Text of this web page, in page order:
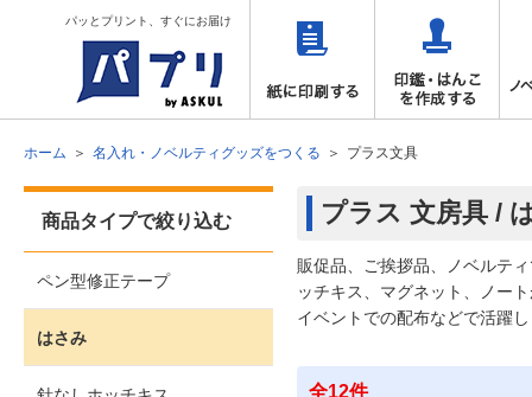
パッとプリント、すぐにお届け
ホーム 名入れ・ノベルティグッズをつくる プラス文具
プラス 文房具 /
販促品、ご挨拶品、ノベルテ
ッチキス、マグネット、ノー
イベントでの配布などで活躍
全12件
商品タイプで絞り込む
ペン型修正テープ
はさみ